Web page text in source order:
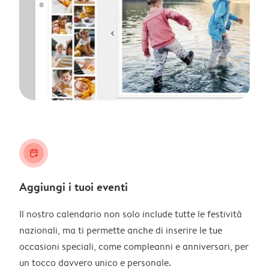
calendar_plus
Aggiungi i tuoi eventi
Il nostro calendario non solo include tutte le festività
nazionali, ma ti permette anche di inserire le tue
occasioni speciali, come compleanni e anniversari, per
un tocco davvero unico e personale.